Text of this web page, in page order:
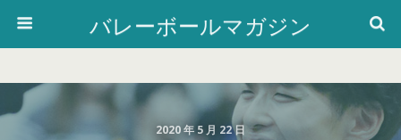
バレーボールマガジン
2020 年 5 月 22 日